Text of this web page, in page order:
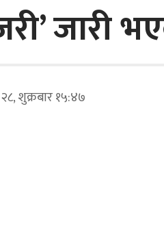
जारी
शुक्रबार १५:४७